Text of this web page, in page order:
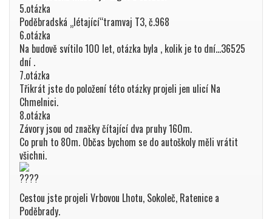
5.otázka
Poděbradská „létající“tramvaj T3, č.968
6.otázka
Na budově svítilo 100 let, otázka byla , kolik je to dní…36525
dní .
7.otázka
Třikrát jste do položení této otázky projeli jen ulicí Na
Chmelnici.
8.otázka
Závory jsou od značky čítající dva pruhy 160m.
Co pruh to 80m. Občas bychom se do autoškoly měli vrátit
všichni.
Cestou jste projeli Vrbovou Lhotu, Sokoleč, Ratenice a
Poděbrady.